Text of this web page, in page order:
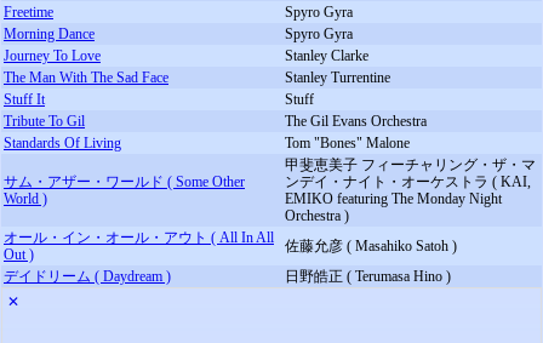
Freetime
Spyro Gyra
Morning Dance
Spyro Gyra
Journey To Love
Stanley Clarke
The Man With The Sad Face
Stanley Turrentine
Stuff It
Stuff
Tribute To Gil
The Gil Evans Orchestra
Standards Of Living
Tom "Bones" Malone
サム・アザー・ワールド ( Some Other
World )
甲斐恵美子 フィーチャリング・ザ・マ
ンデイ・ナイト・オーケストラ ( KAI,
EMIKO featuring The Monday Night
Orchestra )
オール・イン・オール・アウト ( All In All
Out )
佐藤允彦 ( Masahiko Satoh )
デイドリーム ( Daydream )
日野皓正 ( Terumasa Hino )
✕